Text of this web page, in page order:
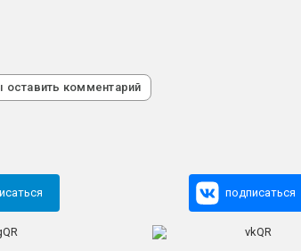
оставить комментарий
подписаться